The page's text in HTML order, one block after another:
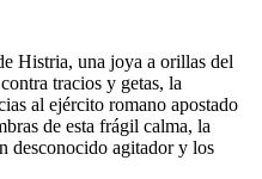
Histria, una joya a orillas del
tracios y getas, la
al ejército romano apostado
de esta frágil calma, la
desconocido agitador y los